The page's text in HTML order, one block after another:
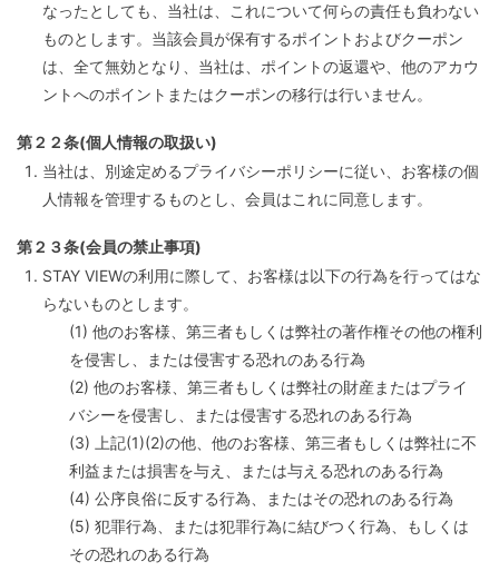
なったとしても、当社は、これについて何らの責任も負わない
ものとします。当該会員が保有するポイントおよびクーポン
は、全て無効となり、当社は、ポイントの返還や、他のアカウ
ントへのポイントまたはクーポンの移行は行いません。
第２２条(個人情報の取扱い)
当社は、別途定めるプライバシーポリシーに従い、お客様の個
人情報を管理するものとし、会員はこれに同意します。
第２３条(会員の禁止事項)
STAY VIEWの利用に際して、お客様は以下の行為を行ってはな
らないものとします。
(1) 他のお客様、第三者もしくは弊社の著作権その他の権利
を侵害し、または侵害する恐れのある行為
(2) 他のお客様、第三者もしくは弊社の財産またはプライ
バシーを侵害し、または侵害する恐れのある行為
(3) 上記(1)(2)の他、他のお客様、第三者もしくは弊社に不
利益または損害を与え、または与える恐れのある行為
(4) 公序良俗に反する行為、またはその恐れのある行為
(5) 犯罪行為、または犯罪行為に結びつく行為、もしくは
その恐れのある行為